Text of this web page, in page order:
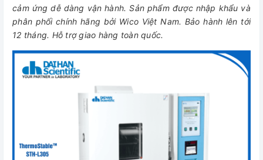
cảm ứng dễ dàng vận hành. Sản phẩm được nhập khẩu và
phân phối chính hãng bởi Wico Việt Nam. Bảo hành lên tới
12 tháng. Hỗ trợ giao hàng toàn quốc.